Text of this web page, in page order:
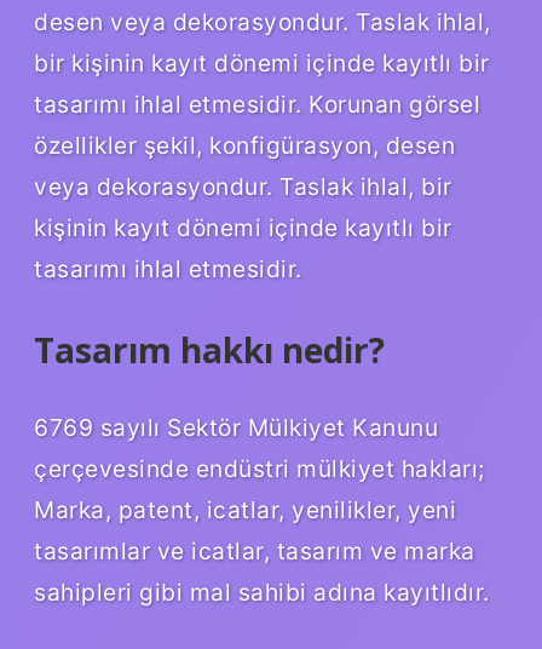
desen veya dekorasyondur. Taslak ihlal,
bir kişinin kayıt dönemi içinde kayıtlı bir
tasarımı ihlal etmesidir. Korunan görsel
özellikler şekil, konfigürasyon, desen
veya dekorasyondur. Taslak ihlal, bir
kişinin kayıt dönemi içinde kayıtlı bir
tasarımı ihlal etmesidir.
Tasarım hakkı nedir?
6769 sayılı Sektör Mülkiyet Kanunu
çerçevesinde endüstri mülkiyet hakları;
Marka, patent, icatlar, yenilikler, yeni
tasarımlar ve icatlar, tasarım ve marka
sahipleri gibi mal sahibi adına kayıtlıdır.